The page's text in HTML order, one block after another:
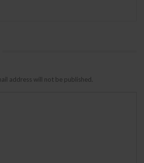
address will not be published.